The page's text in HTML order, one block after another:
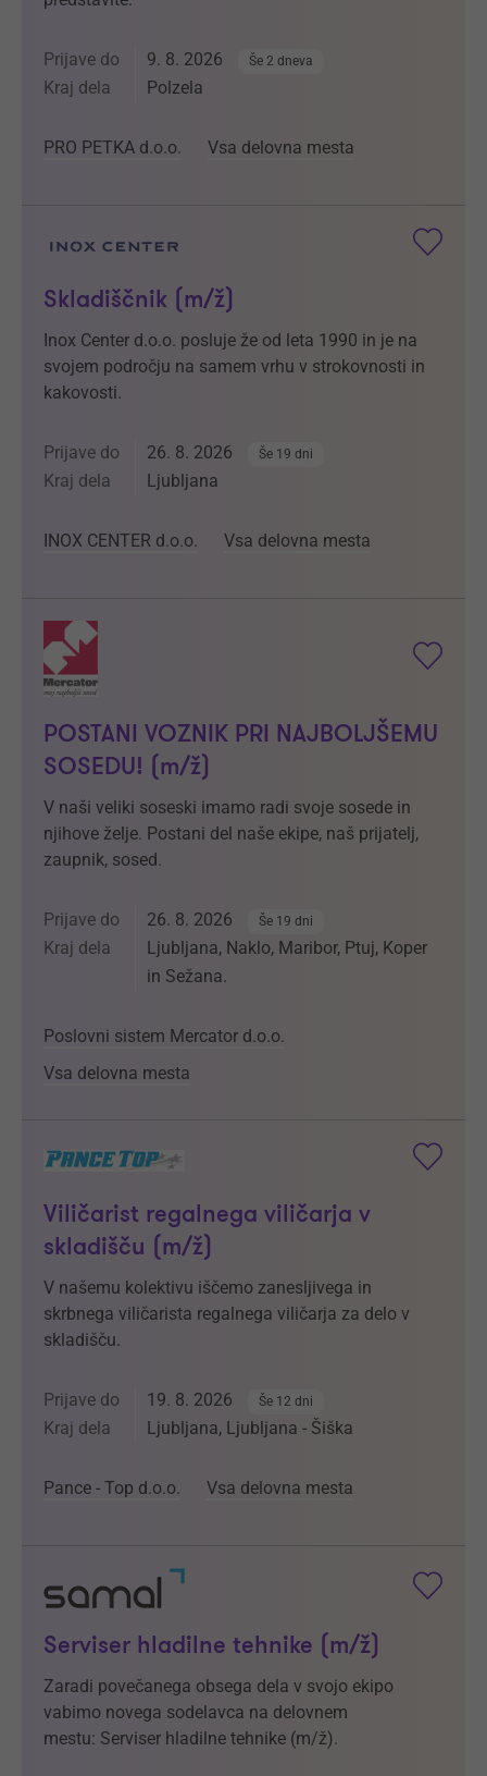
Prijave do 9. 8. 2026 Še 2 dneva
Kraj dela Polzela
PRO PETKA d.o.o. Vsa delovna mesta
Skladiščnik (m/ž)
Inox Center d.o.o. posluje že od leta 1990 in je na
svojem področju na samem vrhu v strokovnosti in
kakovosti.
Prijave do 26. 8. 2026 Še 19 dni
Kraj dela Ljubljana
INOX CENTER d.o.o. Vsa delovna mesta
POSTANI VOZNIK PRI NAJBOLJŠEMU
SOSEDU! (m/ž)
V naši veliki soseski imamo radi svoje sosede in
njihove želje. Postani del naše ekipe, naš prijatelj,
zaupnik, sosed.
Prijave do 26. 8. 2026 Še 19 dni
Kraj dela
Ljubljana, Naklo, Maribor, Ptuj, Koper
in Sežana.
Poslovni sistem Mercator d.o.o.
Vsa delovna mesta
Viličarist regalnega viličarja v
skladišču (m/ž)
V našemu kolektivu iščemo zanesljivega in
skrbnega viličarista regalnega viličarja za delo v
skladišču.
Prijave do 19. 8. 2026 Še 12 dni
Kraj dela Ljubljana, Ljubljana - Šiška
Pance - Top d.o.o. Vsa delovna mesta
Serviser hladilne tehnike (m/ž)
Zaradi povečanega obsega dela v svojo ekipo
vabimo novega sodelavca na delovnem
mestu: Serviser hladilne tehnike (m/ž).